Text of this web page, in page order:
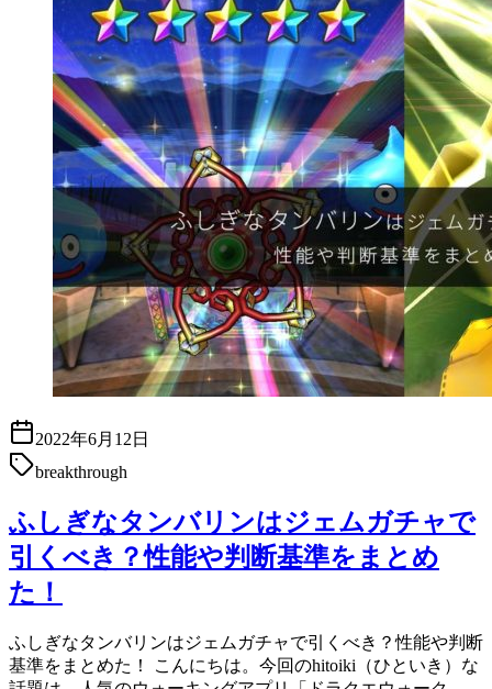
2022年6月12日
breakthrough
ふしぎなタンバリンはジェムガチャで
引くべき？性能や判断基準をまとめ
た！
ふしぎなタンバリンはジェムガチャで引くべき？性能や判断
基準をまとめた！ こんにちは。今回のhitoiki（ひといき）な